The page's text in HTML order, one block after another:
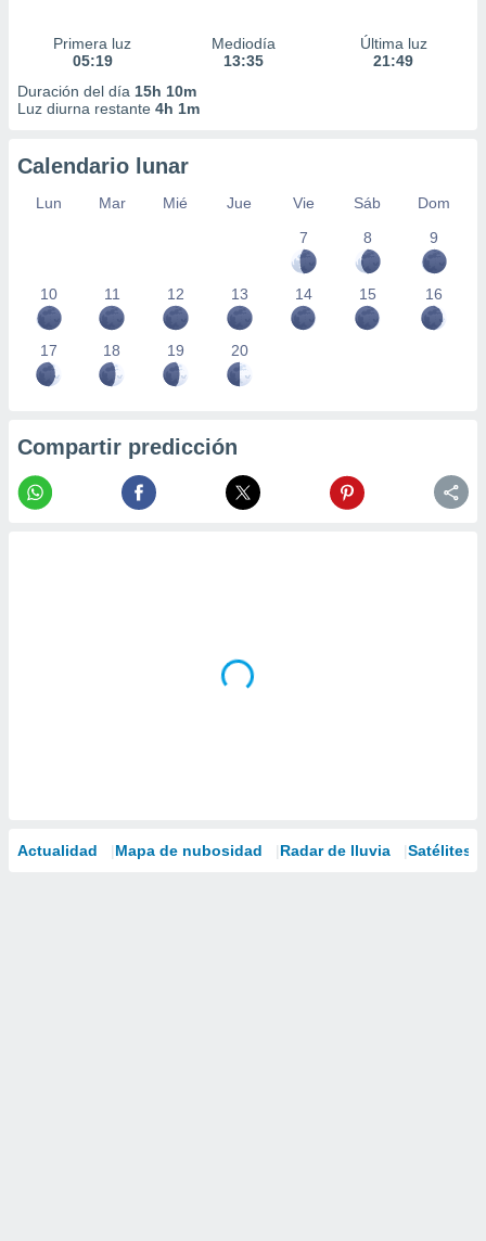
Primera luz
05:19
Mediodía
13:35
Última luz
21:49
Duración del día 15h 10m
Luz diurna restante 4h 1m
Calendario lunar
Lun Mar Mié Jue Vie Sáb
Dom
7
8 9
10 11 12 13 14 15 16
17 18 19 20
Compartir predicción
Actualidad Mapa de nubosidad Radar de lluvia Satélites